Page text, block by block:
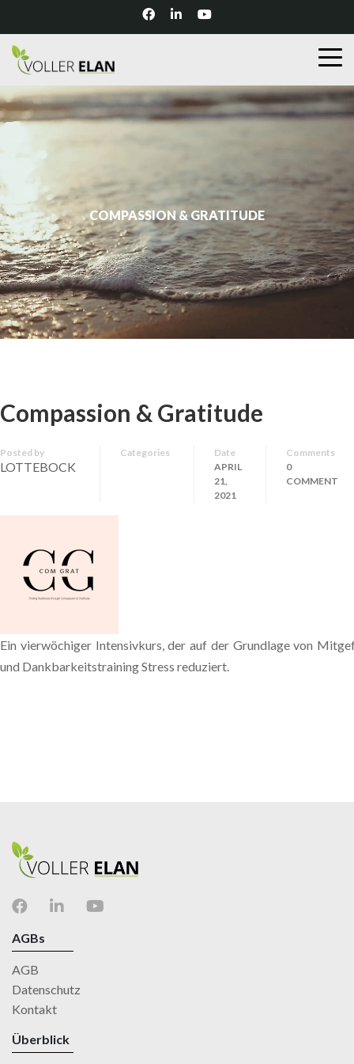
COMPASSION & GRATITUDE
Compassion & Gratitude
Posted by
LOTTEBOCK
Categories
Date
APRIL
21,
2021
Comments
0
COMMENT
Ein vierwöchiger Intensivkurs, der auf der Grundlage von
und Dankbarkeitstraining Stress reduziert.
AGBs
AGB
Datenschutz
Kontakt
Überblick